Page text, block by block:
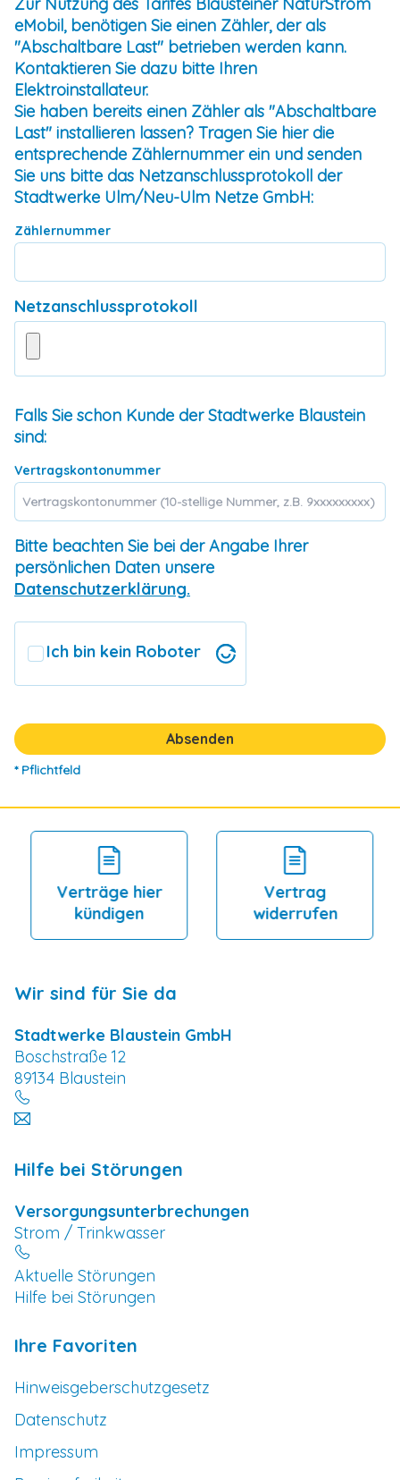
eMobil, benötigen Sie einen Zähler, der als
"Abschaltbare Last" betrieben werden kann.
Kontaktieren Sie dazu bitte Ihren
Elektroinstallateur.
Sie haben bereits einen Zähler als "Abschaltbare
Last" installieren lassen? Tragen Sie hier die
entsprechende Zählernummer ein und senden
Sie uns bitte das Netzanschlussprotokoll der
Stadtwerke Ulm/Neu-Ulm Netze GmbH:
Zählernummer
Netzanschlussprotokoll
Falls Sie schon Kunde der Stadtwerke Blaustein
sind:
Vertragskontonummer
Bitte beachten Sie bei der Angabe Ihrer
persönlichen Daten unsere
Datenschutzerklärung.
Ich bin kein Roboter
* Pflichtfeld
Verträge hier
kündigen
Vertrag
widerrufen
Wir sind für Sie da
Stadtwerke Blaustein GmbH
Boschstraße 12
89134 Blaustein
Hilfe bei Störungen
Versorgungsunterbrechungen
Strom / Trinkwasser
Aktuelle Störungen
Hilfe bei Störungen
Ihre Favoriten
Hinweisgeberschutzgesetz
Datenschutz
Impressum